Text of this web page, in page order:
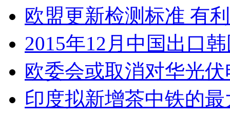
欧盟更新检测标准 有
2015年12月中国出口
欧委会或取消对华光
印度拟新增茶中铁的